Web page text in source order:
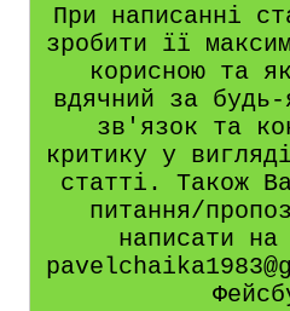
При написанні
зробити її
корисною та
вдячний за будь-
зв'язок та
критику у
статті. Також
питання/
написати